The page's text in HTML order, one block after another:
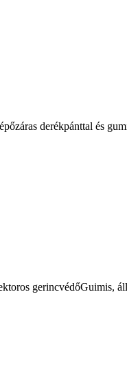
derékpánttal és
gerincvédőGuimis,